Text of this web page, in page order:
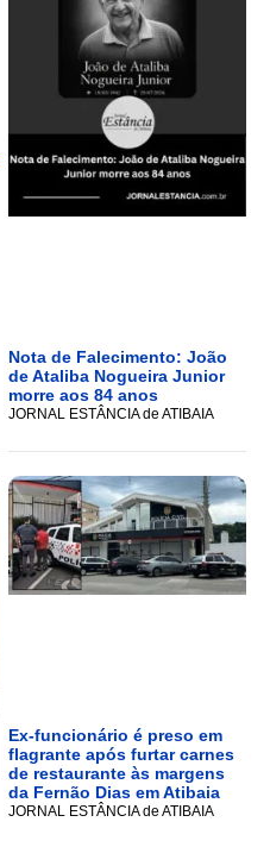
Nota de Falecimento: João
de Ataliba Nogueira Junior
morre aos 84 anos
JORNAL ESTÂNCIA de ATIBAIA
Ex-funcionário é preso em
flagrante após furtar carnes
de restaurante às margens
da Fernão Dias em Atibaia
JORNAL ESTÂNCIA de ATIBAIA